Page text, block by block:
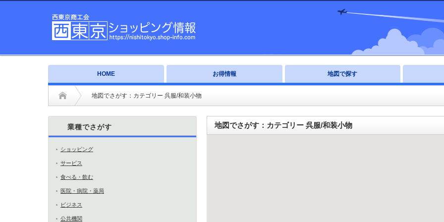
HOME お得情報 地図で探す
地図でさがす：カテゴリー 呉服/和装小物
地図でさがす：カテゴリー 呉服/和装小物
業種でさがす
ショッピング
サービス
食べる・飲む
医院・病院・薬局
ビジネス
公共機関